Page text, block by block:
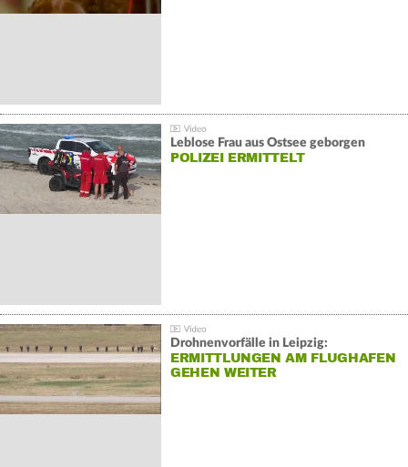
Leblose Frau aus Ostsee geborgen
POLIZEI ERMITTELT
Drohnenvorfälle in Leipzig:
ERMITTLUNGEN AM FLUGHAFEN
GEHEN WEITER